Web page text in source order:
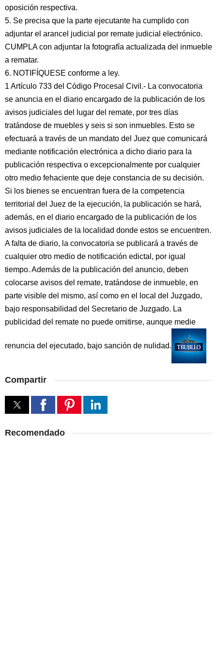
oposición respectiva.
5. Se precisa que la parte ejecutante ha cumplido con
adjuntar el arancel judicial por remate judicial electrónico.
CUMPLA con adjuntar la fotografía actualizada del inmueble
a rematar.
6. NOTIFÍQUESE conforme a ley.
1 Artículo 733 del Código Procesal Civil.- La convocatoria
se anuncia en el diario encargado de la publicación de los
avisos judiciales del lugar del remate, por tres días
tratándose de muebles y seis si son inmuebles. Esto se
efectuará a través de un mandato del Juez que comunicará
mediante notificación electrónica a dicho diario para la
publicación respectiva o excepcionalmente por cualquier
otro medio fehaciente que deje constancia de su decisión.
Si los bienes se encuentran fuera de la competencia
territorial del Juez de la ejecución, la publicación se hará,
además, en el diario encargado de la publicación de los
avisos judiciales de la localidad donde estos se encuentren.
A falta de diario, la convocatoria se publicará a través de
cualquier otro medio de notificación edictal, por igual
tiempo. Además de la publicación del anuncio, deben
colocarse avisos del remate, tratándose de inmueble, en
parte visible del mismo, así como en el local del Juzgado,
bajo responsabilidad del Secretario de Juzgado. La
publicidad del remate no puede omitirse, aunque medie
renuncia del ejecutado, bajo sanción de nulidad.
Compartir
Recomendado